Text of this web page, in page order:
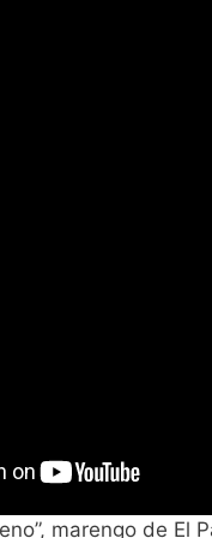
marengo de El